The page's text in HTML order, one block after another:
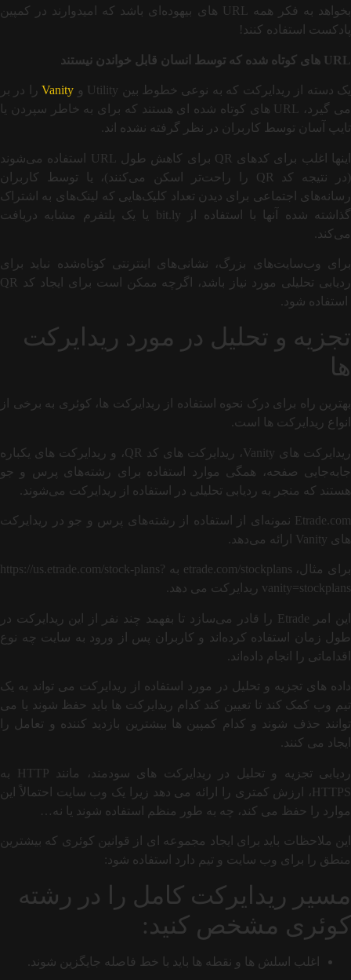
بخواهد به فکر همه URL های بیهوده‌ای باشد که امیدوارند در کمپین
پادکست استفاده کنند!
URL های کوتاه شده که توسط انسان قابل خواندن نیستند
یک دسته از ریدایرکت که به نوعی خطوط بین Utility و Vanityرا در بر
می گیرد، URL های کوتاه شده ای هستند که برای به خاطر سپردن یا
تایپ آسان توسط کاربران در نظر گرفته نشده اند.
اینها اغلب برای کدهای QR برای کاهش طول URL استفاده می‌شوند
(در نتیجه کد QR را راحت‌تر اسکن می‌کنند)، یا توسط کاربران
رسانه‌های اجتماعی برای دیدن تعداد کلیک‌هایی که لینک‌های به اشتراک
گذاشته شده آنها با استفاده از bit.ly یا یک پلتفرم مشابه دریافت
می‌کند.
برای وب‌سایت‌های بزرگ، نشانی‌های اینترنتی کوتاه‌شده نباید برای
ردیابی تحلیلی مورد نیاز باشد، اگرچه ممکن است برای ایجاد کد QR
استفاده شود.
تجزیه و تحلیل در مورد ریدایرکت
ها
بهترین راه برای درک نحوه استفاده از ریدایرکت ها، کوئری به برخی از
انواع ریدایرکت ها است.
ریدایرکت های Vanity، ریدایرکت های کد QR، و ریدایرکت های یکباره
جابه‌جایی صفحه، همگی موارد استفاده برای رشته‌های پرس و جو
هستند که منجر به ردیابی تحلیلی در استفاده از ریدایرکت می‌شوند.
Etrade.com نمونه‌ای از استفاده از رشته‌های پرس و جو در ریدایرکت
های Vanity ارائه می‌دهد.
برای مثال، etrade.com/stockplans به https://us.etrade.com/stock-plans?
vanity=stockplans ریدایرکت می دهد.
این امر Etrade را قادر می‌سازد تا بفهمد چند نفر از این ریدایرکت در
طول زمان استفاده کرده‌اند و کاربران پس از ورود به سایت چه نوع
اقداماتی را انجام داده‌اند.
داده های تجزیه و تحلیل در مورد استفاده از ریدایرکت می تواند به یک
تیم وب کمک کند تا تعیین کند کدام ریدایرکت ها باید حفظ شوند یا می
توانند حذف شوند و کدام کمپین ها بیشترین بازدید کننده و تعامل را
ایجاد می کنند.
ردیابی تجزیه و تحلیل در ریدایرکت های سودمند، مانند HTTP به
HTTPS، ارزش کمتری را ارائه می دهد زیرا یک وب سایت احتمالاً این
موارد را حفظ می کند، چه به طور منظم استفاده شوند یا نه…
این ملاحظات باید برای ایجاد مجموعه ای از قوانین کوئری که بیشترین
منطق را برای وب سایت و تیم دارد استفاده شود:
مسیر ریدایرکت کامل را در رشته
کوئری مشخص کنید:
اغلب اسلش ها و نقطه ها باید با خط فاصله جایگزین شوند.